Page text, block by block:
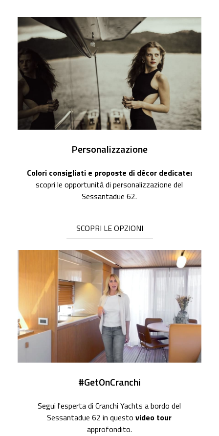
Personalizzazione
Colori consigliati e proposte di décor dedicate:
scopri le opportunità di personalizzazione del
Sessantadue 62.
SCOPRI LE OPZIONI
#GetOnCranchi
Segui l'esperta di Cranchi Yachts a bordo del
Sessantadue 62 in questovideo tour
approfondito.